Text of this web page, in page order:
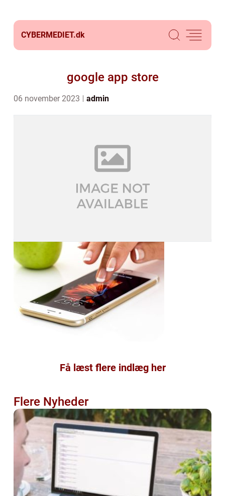
CYBERMEDIET.dk
google app store
06 november 2023 admin
Få læst flere indlæg her
Flere Nyheder